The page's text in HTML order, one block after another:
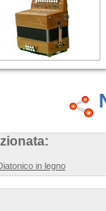
in legno